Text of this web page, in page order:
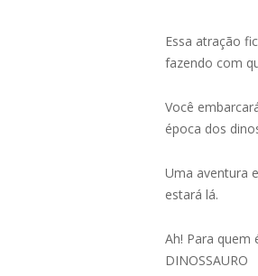
Essa atração
fazendo com
Você
época dos
Uma aventura
estará lá.
Ah! Para
DINOSSAURO